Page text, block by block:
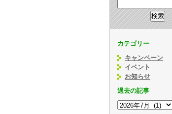
カテゴリー
キャンペーン
イベント
お知らせ
過去の記事